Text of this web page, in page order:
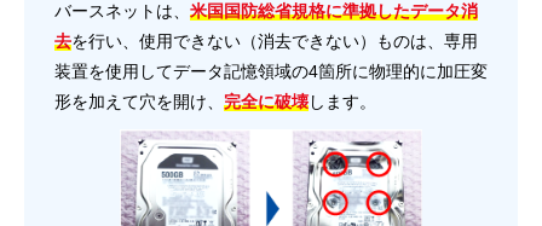
バースネットは、 米国国防総省規格に準拠したデータ消
去を行い、使用できない（消去できない）ものは、専用
装置を使用してデータ記憶領域の4箇所に物理的に加圧変
形を加えて穴を開け、 完全に破壊します。